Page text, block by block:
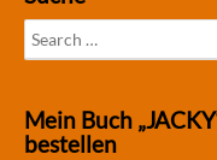
Search
for:
Mein Buch
bestellen